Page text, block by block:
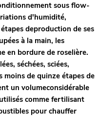
sous flow-
d'humidité,
deproduction de ses
à la main, les
en bordure de roselière.
séchées, sciées,
moins de quinze étapes de
un volumeconsidérable
comme fertilisant
pour chauffer